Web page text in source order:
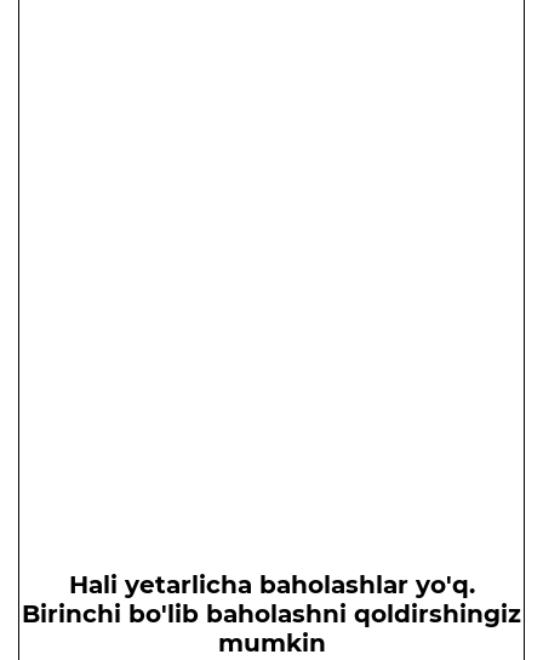
Hali yetarlicha baholashlar yo'q.
Birinchi bo'lib baholashni qoldirshingiz
mumkin